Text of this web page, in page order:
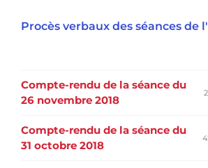
Procès verbaux des séances de
Compte-rendu de la séance du
26 novembre 2018
Compte-rendu de la séance du
31 octobre 2018